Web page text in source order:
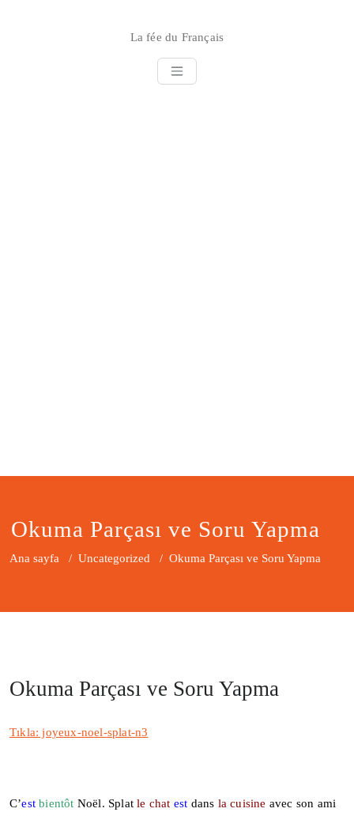
La fée du Français
Okuma Parçası ve Soru Yapma
Ana sayfa / Uncategorized / Okuma Parçası ve Soru Yapma
Okuma Parçası ve Soru Yapma
Tıkla: joyeux-noel-splat-n3
C’est bientôt Noël. Splatle chat est dans la cuisine avec son ami